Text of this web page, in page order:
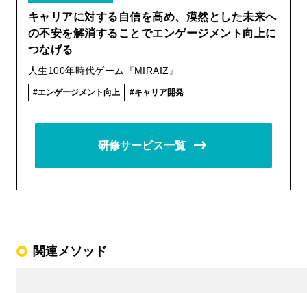
キャリアに対する自信を高め、漠然とした未来へ
の不安を解消することでエンゲージメント向上に
つなげる
人生100年時代ゲーム『MIRAIZ』
エンゲージメント向上 キャリア開発
研修サービス一覧
関連メソッド